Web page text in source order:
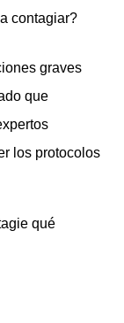
contagiar?
graves
que
los protocolos
qué